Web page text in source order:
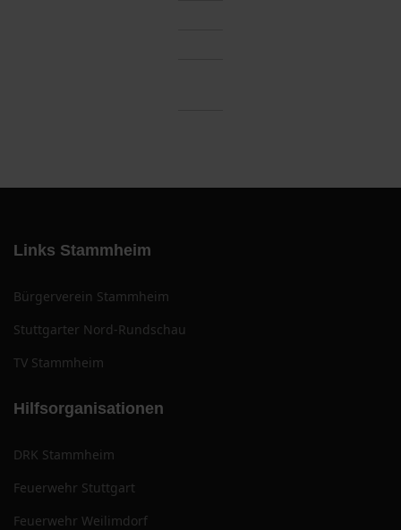
Links Stammheim
Bürgerverein Stammheim
Stuttgarter Nord-Rundschau
TV Stammheim
Hilfsorganisationen
DRK Stammheim
Feuerwehr Stuttgart
Feuerwehr Weilimdorf